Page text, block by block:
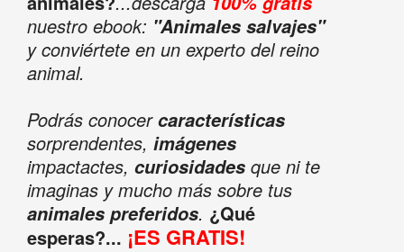
nuestro ebook: "Animales salvajes"
y conviértete en un experto del reino
animal.
Podrás conocercaracterísticas
sorprendentes, imágenes
impactactes, curiosidadesque ni te
imaginas y mucho más sobre tus
animales preferidos. ¿Qué
esperas?... ¡ES GRATIS!